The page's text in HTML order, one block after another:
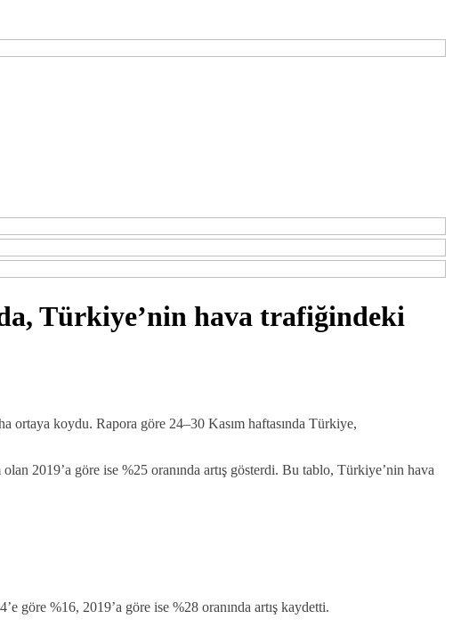
Türkiye’nin hava trafiğindeki
ortaya koydu. Rapora göre 24–30 Kasım haftasında Türkiye,
2019’a göre ise %25 oranında artış gösterdi. Bu tablo, Türkiye’nin hava
göre %16, 2019’a göre ise %28 oranında artış kaydetti.